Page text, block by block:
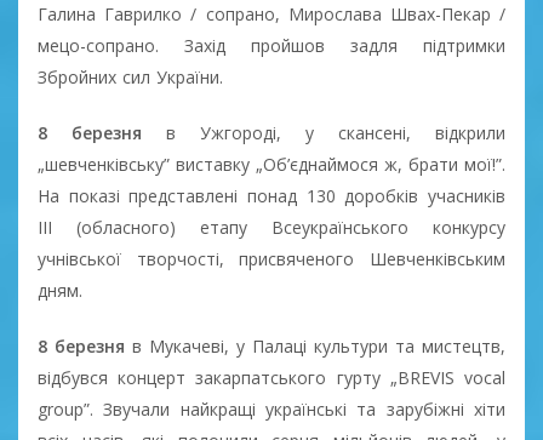
Галина Гаврилко / сопрано, Мирослава Швах-Пекар /
мецо-сопрано. Захід пройшов задля підтримки
Збройних сил України.
8 березня в Ужгороді, у скансені, відкрили
„шевченківську” виставку „Об’єднаймося ж, брати мої!”.
На показі представлені понад 130 доробків учасників
ІІІ (обласного) етапу Всеукраїнського конкурсу
учнівської творчості, присвяченого Шевченківським
дням.
8 березня в Мукачеві, у Палаці культури та мистецтв,
відбувся концерт закарпатського гурту „BREVIS vocal
group”. Звучали найкращі українські та зарубіжні хіти